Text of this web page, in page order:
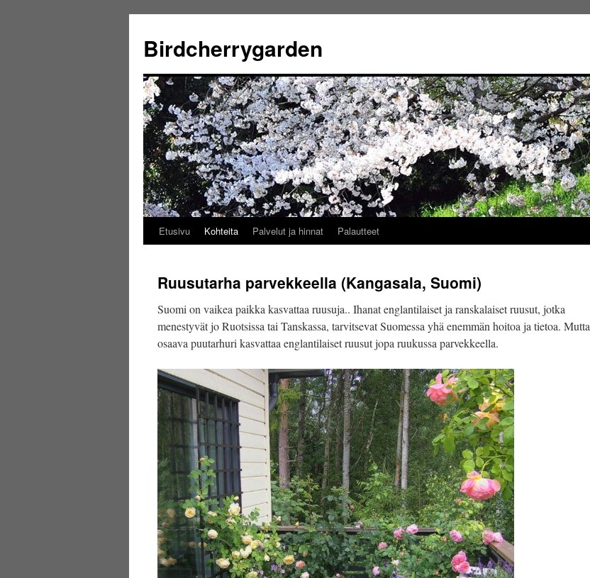
Birdcherrygarden
Перейти
содержимому
Etusivu Kohteita Palvelut ja hinnat Palautteet
Ruusutarha parvekkeella (Kangasala, Suomi)
Suomi on vaikea paikka kasvattaa ruusuja.. Ihanat englantilaiset ja ranskalaiset ruusut, jotka
menestyvät jo Ruotsissa tai Tanskassa, tarvitsevat Suomessa yhä enemmän hoitoa ja tietoa. Mutta
osaava puutarhuri kasvattaa englantilaiset ruusut jopa ruukussa parvekkeella.